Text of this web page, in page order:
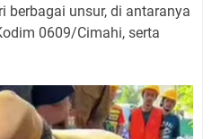
berbagai unsur, di antaranya
0609/Cimahi, serta